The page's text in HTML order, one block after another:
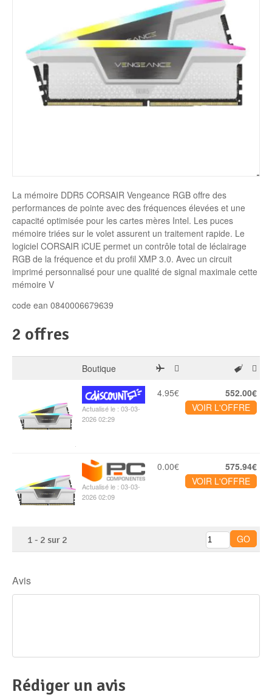
Disque SSD
La mémoire DDR5 CORSAIR Vengeance RGB offre des
performances de pointe avec des fréquences élevées et une
capacité optimisée pour les cartes mères Intel. Les puces
mémoire triées sur le volet assurent un traitement rapide. Le
logiciel CORSAIR iCUE permet un contrôle total de léclairage
RGB de la fréquence et du profil XMP 3.0. Avec un circuit
imprimé personnalisé pour une qualité de signal maximale cette
mémoire V
code ean 0840006679639
2 offres
Boutique
Actualisé le : 03-03-
2026 02:29
4.95€
552.00€
VOIR L'OFFRE
Actualisé le : 03-03-
2026 02:09
0.00€
575.94€
VOIR L'OFFRE
1 - 2 sur 2
Avis
Rédiger un avis